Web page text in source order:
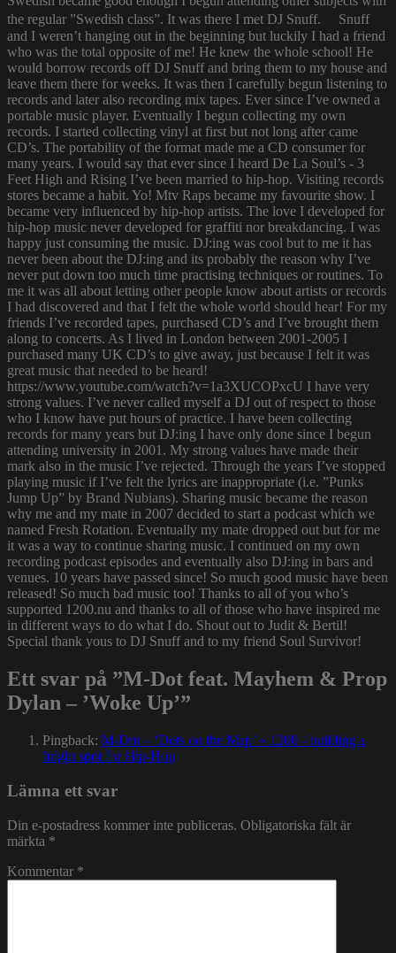
the regular ”Swedish class”. It was there I met DJ Snuff. Snuff
and I weren’t hanging out in the beginning but luckily I had a friend
who was the total opposite of me! He knew the whole school! He
would borrow records off DJ Snuff and bring them to my house and
leave them there for weeks. It was then I carefully begun listening to
records and later also recording mix tapes. Ever since I’ve owned a
portable music player. Eventually I begun collecting my own
records. I started collecting vinyl at first but not long after came
CD’s. The portability of the format made me a CD consumer for
many years. I would say that ever since I heard De La Soul’s - 3
Feet High and Rising I’ve been married to hip-hop. Visiting records
stores became a habit. Yo! Mtv Raps became my favourite show. I
became very influenced by hip-hop artists. The love I developed for
hip-hop music never developed for graffiti nor breakdancing. I was
happy just consuming the music. DJ:ing was cool but to me it has
never been about the DJ:ing and its probably the reason why I’ve
never put down too much time practising techniques or routines. To
me it was all about letting other people know about artists or records
I had discovered and that I felt the whole world should hear! For my
friends I’ve recorded tapes, purchased CD’s and I’ve brought them
along to concerts. As I lived in London between 2001-2005 I
purchased many UK CD’s to give away, just because I felt it was
great music that needed to be heard!
https://www.youtube.com/watch?v=1a3XUCOPxcU I have very
strong values. I’ve never called myself a DJ out of respect to those
who I know have put hours of practice. I have been collecting
records for many years but DJ:ing I have only done since I begun
attending university in 2001. My strong values have made their
mark also in the music I’ve rejected. Through the years I’ve stopped
playing music if I’ve felt the lyrics are inappropriate (i.e. ”Punks
Jump Up” by Brand Nubians). Sharing music became the reason
why me and my mate in 2007 decided to start a podcast which we
named Fresh Rotation. Eventually my mate dropped out but for me
it was a way to continue sharing music. I continued on my own
recording podcast episodes and eventually also DJ:ing in bars and
venues. 10 years have passed since! So much good music have been
released! So much bad music too! Thanks to all of you who’s
supported 1200.nu and thanks to all of those who have inspired me
in different ways to do what I do. Shout out to Judit & Bertil!
Special thank yous to DJ Snuff and to my friend Soul Survivor!
Ett svar på ”M-Dot feat. Mayhem & Prop
Dylan – ’Woke Up’”
Pingback: M-Dot – ‘Dots on the Map’ » 1200 - building a
bright spot for Hip-Hop
Lämna ett svar
Din e-postadress kommer inte publiceras. Obligatoriska fält är
märkta *
Kommentar *